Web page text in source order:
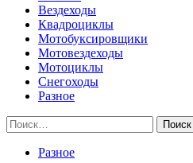
Вездеходы
Квадроциклы
Мотобуксировщики
Мотовездеходы
Мотоциклы
Снегоходы
Разное
Найти:
Разное